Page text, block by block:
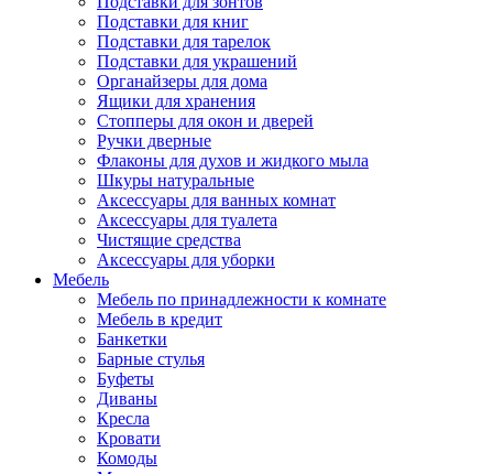
Подставки для книг
Подставки для тарелок
Подставки для украшений
Органайзеры для дома
Ящики для хранения
Стопперы для окон и дверей
Ручки дверные
Флаконы для духов и жидкого мыла
Шкуры натуральные
Аксессуары для ванных комнат
Аксессуары для туалета
Чистящие средства
Аксессуары для уборки
Мебель
Мебель по принадлежности к комнате
Мебель в кредит
Банкетки
Барные стулья
Буфеты
Диваны
Кресла
Кровати
Комоды